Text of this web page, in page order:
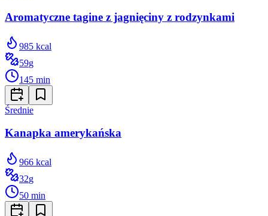
Aromatyczne tagine z jagnięciny z rodzynkami
985 kcal
59g
145 min
Średnie
Kanapka amerykańska
966 kcal
32g
50 min